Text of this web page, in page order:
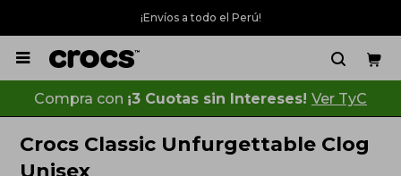
¡Envíos a todo el Perú!

Compra con ¡3 Cuotas sin Intereses! Ver TyC
Crocs Classic Unfurgettable Clog
Unisex